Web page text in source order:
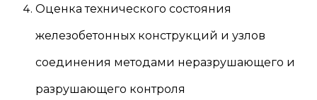
Оценка технического состояния
железобетонных конструкций и узлов
соединения методами неразрушающего и
разрушающего контроля